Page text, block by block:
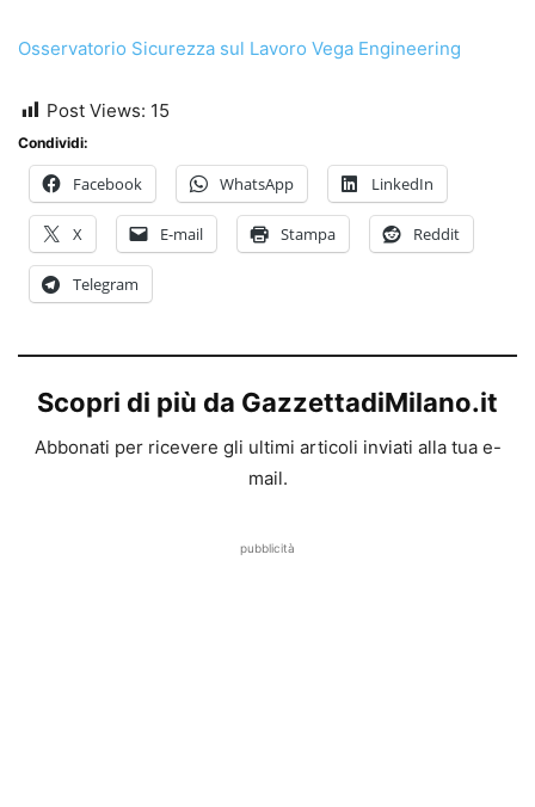
Osservatorio Sicurezza sul Lavoro Vega Engineering
Post Views: 15
Condividi:
Facebook WhatsApp LinkedIn
X E-mail Stampa Reddit
Telegram
Scopri di più da GazzettadiMilano.it
Abbonati per ricevere gli ultimi articoli inviati alla tua e-
mail.
pubblicità